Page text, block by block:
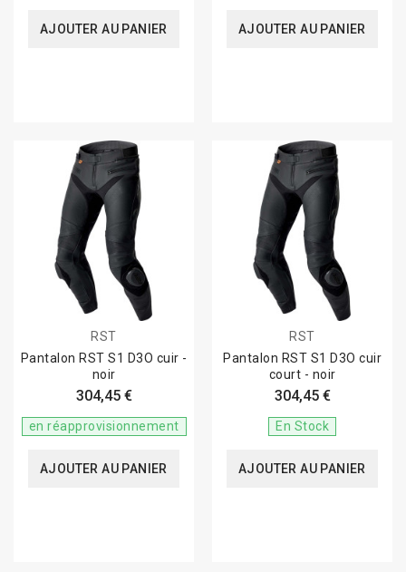
AJOUTER AU PANIER AJOUTER AU PANIER
RST
Pantalon RST S1 D3O cuir -
noir
304,45 €
en réapprovisionnement
AJOUTER AU PANIER
RST
Pantalon RST S1 D3O cuir
court - noir
304,45 €
En Stock
AJOUTER AU PANIER